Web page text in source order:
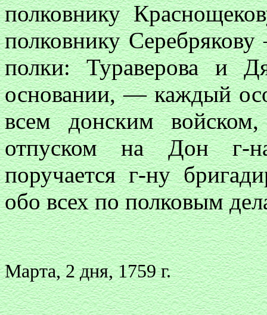
полковнику
полковнику
полки: Тураверова и
основании, — каждый
всем донским
отпуском на Дон г-
поручается г-ну
обо всех по полковым
Марта, 2 дня, 1759 г.